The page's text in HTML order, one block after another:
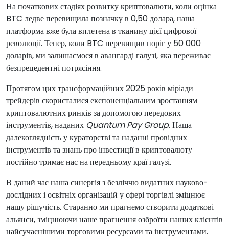
На початкових стадіях розвитку криптовалюти, коли оцінка
BTC ледве перевищила позначку в 0,50 долара, наша
платформа вже була вплетена в тканину цієї цифрової
революції. Тепер, коли BTC перевищив поріг у 50 000
доларів, ми залишаємося в авангарді галузі, яка переживає
безпрецедентні потрясіння.
Протягом цих трансформаційних 2025 років міріади
трейдерів скористалися експоненціальним зростанням
криптовалютних ринків за допомогою передових
інструментів, наданих Quantum Pay Group. Наша
далекоглядність у кураторстві та наданні провідних
інструментів та знань про інвестиції в криптовалюту
постійно тримає нас на передньому краї галузі.
В даний час наша синергія з безліччю видатних науково-
дослідних і освітніх організацій у сфері торгівлі зміцнює
нашу рішучість. Старанно ми прагнемо створити додаткові
альянси, зміцнюючи наше прагнення озброїти наших клієнтів
найсучаснішими торговими ресурсами та інструментами.